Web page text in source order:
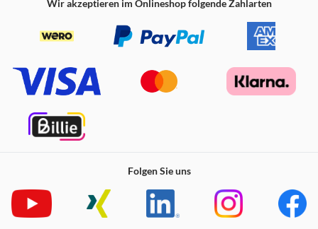
Wir akzeptieren im Onlineshop folgende Zahlarten
Folgen Sie uns